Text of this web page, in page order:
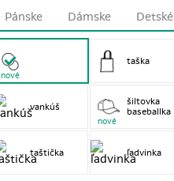
Pánske Dámske Detské
nové
taška
vankúš
šiltovka
baseballka
nové
taštička ľadvinka